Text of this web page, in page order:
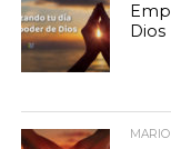
Dios